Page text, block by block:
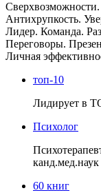
Сверхвозможности.
Антихрупкость.
Лидер. Команда.
Переговоры.
Личная
топ-10
Лидирует в
Психолог
канд.мед.наук
60 книг